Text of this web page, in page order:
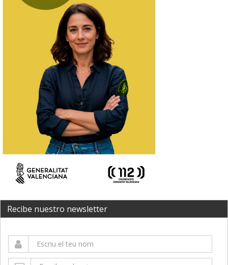
Recibe nuestro newsletter